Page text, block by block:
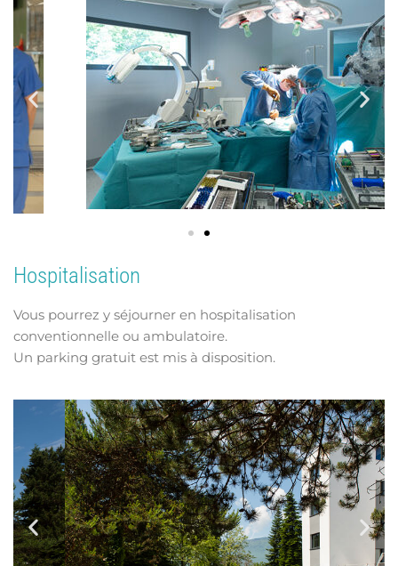
Hospitalisation
Vous pourrez y séjourner en hospitalisation
conventionnelle ou ambulatoire.
Un parking gratuit est mis à disposition.